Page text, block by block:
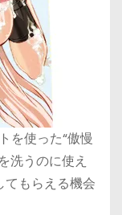
を使った“傲慢
洗うのに使え
てもらえる機会